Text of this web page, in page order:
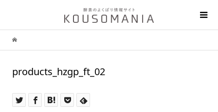
products_hzgp_ft_02